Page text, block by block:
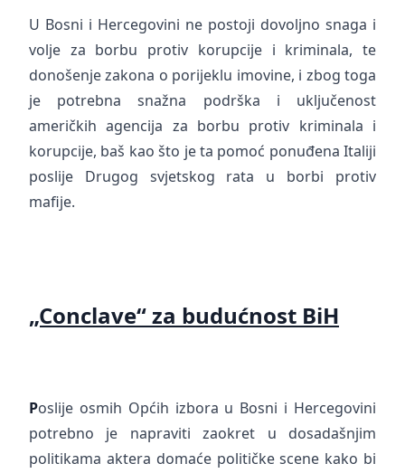
U Bosni i Hercegovini ne postoji dovoljno snaga i
volje za borbu protiv korupcije i kriminala, te
donošenje zakona o porijeklu imovine, i zbog toga
je potrebna snažna podrška i uključenost
američkih agencija za borbu protiv kriminala i
korupcije, baš kao što je ta pomoć ponuđena Italiji
poslije Drugog svjetskog rata u borbi protiv
mafije.
„Conclave“ za budućnost BiH
Poslije osmih Općih izbora u Bosni i Hercegovini
potrebno je napraviti zaokret u dosadašnjim
politikama aktera domaće političke scene kako bi